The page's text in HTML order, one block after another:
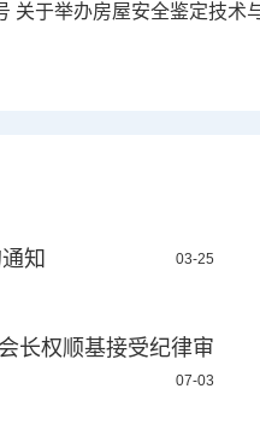
关于举办房屋安全鉴定技
知 03-25
长权顺基接受纪律审
07-03